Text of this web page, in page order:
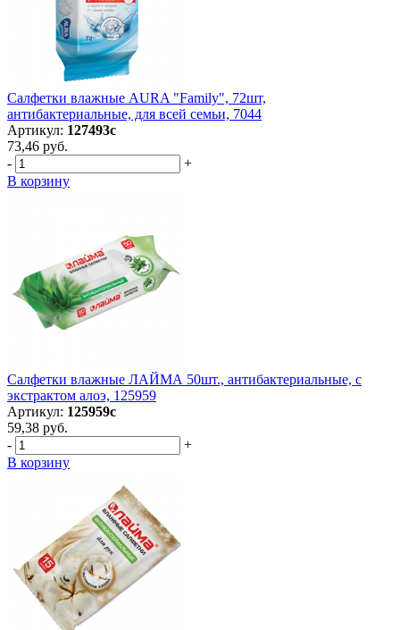
Салфетки влажные AURA "Family", 72шт,
антибактериальные, для всей семьи, 7044
Артикул: 127493с
73,46 руб.
-
+
В корзину
Салфетки влажные ЛАЙМА 50шт., антибактериальные, с
экстрактом алоэ, 125959
Артикул: 125959с
59,38 руб.
-
+
В корзину